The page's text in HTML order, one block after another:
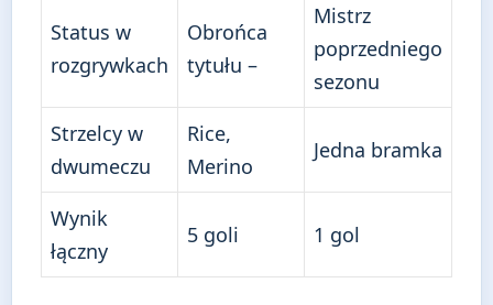
Status w
rozgrywkach
Obrońca
tytułu –
Mistrz
poprzedniego
sezonu
Strzelcy w
dwumeczu
Rice,
Merino
Jedna bramka
Wynik
łączny
5 goli 1 gol